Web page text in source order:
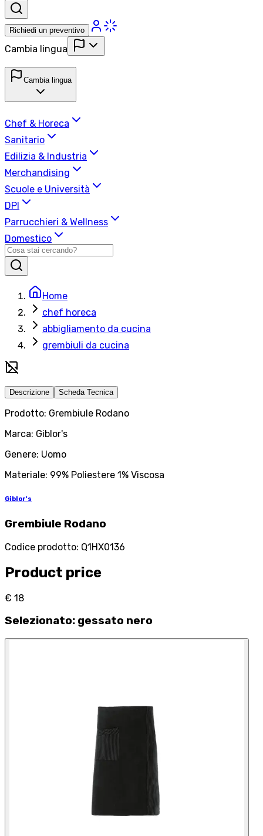
Richiedi un preventivo
Cambia lingua
Cambia lingua
Chef & Horeca
Sanitario
Edilizia & Industria
Merchandising
Scuole e Università
DPI
Parrucchieri & Wellness
Domestico
Home
chef horeca
abbigliamento da cucina
grembiuli da cucina
Descrizione Scheda Tecnica
Prodotto: Grembiule Rodano
Marca: Giblor's
Genere: Uomo
Materiale: 99% Poliestere 1% Viscosa
Giblor's
Grembiule Rodano
Codice prodotto: Q1HX0136
Product price
€ 18
Selezionato: gessato nero